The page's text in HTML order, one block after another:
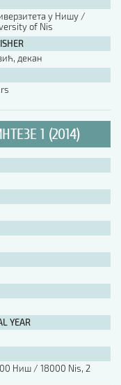
у Нишу /
of Nis
декан
1 (2014)
YEAR
Ниш / 18000 Nis, 2